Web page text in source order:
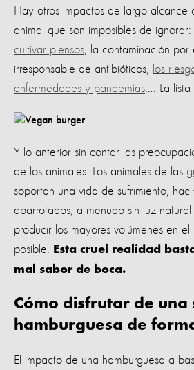
Hay otros impactos de largo alcance
animal que son imposibles de ignorar:
cultivar piensos , la contaminación
irresponsable de antibióticos,
los
enfermedades y pandemias …. La
Y lo anterior sin contar las
de los animales. Los animales de las
soportan una vida de sufrimiento,
abarrotados, a menudo sin luz
producir los mayores volúmenes en
posible.
Esta cruel realidad
mal sabor de boca.
Cómo disfrutar de una
hamburguesa de
El impacto de una hamburguesa a